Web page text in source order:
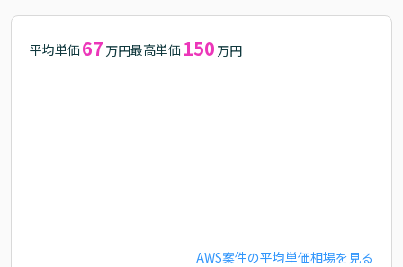
平均単価 67 万円最高単価 150 万円
AWS案件の平均単価相場を見る